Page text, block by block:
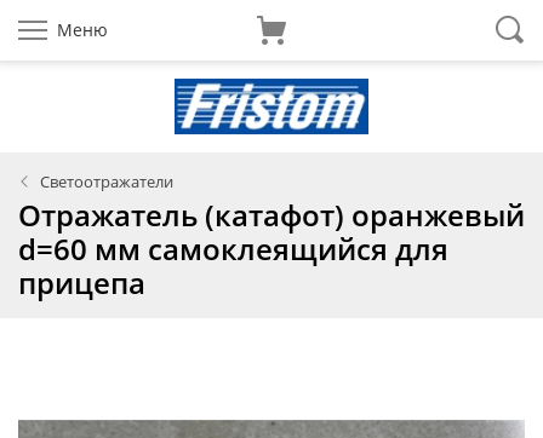
Меню
Светоотражатели
Отражатель (катафот) оранжевый
d=60 мм самоклеящийся для
прицепа